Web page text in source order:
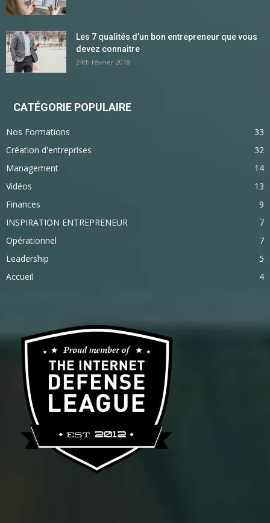
Les 7 qualités d’un bon entrepreneur que vous
devez connaitre
24th février 2018
CATÉGORIE POPULAIRE
Nos Formations
33
Création d'entreprises
32
Management
14
Vidéos
13
Finances
9
INSPIRATION ENTREPRENEUR
7
Opérationnel
7
Leadership
5
Accueil
4